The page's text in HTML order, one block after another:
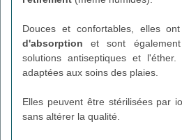
Douces et confortables, elles
d'absorption et sont
solutions antiseptiques et
adaptées aux soins des plaies.
Elles peuvent être stérilisées par
sans altérer la qualité.